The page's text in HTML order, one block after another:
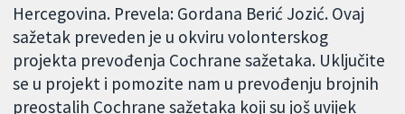
Hercegovina. Prevela: Gordana Berić Jozić. Ovaj
sažetak preveden je u okviru volonterskog
projekta prevođenja Cochrane sažetaka. Uključite
se u projekt i pomozite nam u prevođenju brojnih
preostalih Cochrane sažetaka koji su još uvijek